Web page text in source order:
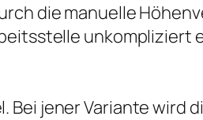
die manuelle
unkompliziert
jener Variante wird